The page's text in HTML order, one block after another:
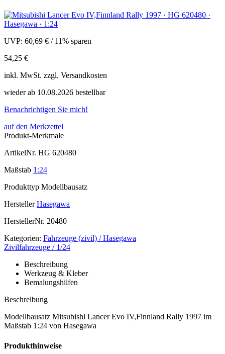
UVP: 60,69 € / 11% sparen
54,25 €
inkl. MwSt. zzgl. Versandkosten
wieder ab 10.08.2026 bestellbar
Benachrichtigen Sie mich!
auf den Merkzettel
Produkt-Merkmale
ArtikelNr. HG 620480
Maßstab 1:24
Produkttyp Modellbausatz
Hersteller Hasegawa
HerstellerNr. 20480
Kategorien: Fahrzeuge (zivil) / Hasegawa
Zivilfahrzeuge / 1/24
Beschreibung
Werkzeug & Kleber
Bemalungshilfen
Beschreibung
Modellbausatz Mitsubishi Lancer Evo IV,Finnland Rally 1997 im
Maßstab 1:24 von Hasegawa
Produkthinweise